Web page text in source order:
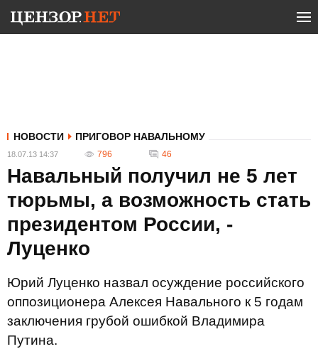
НОВОСТИ ПРИГОВОР НАВАЛЬНОМУ
18.07.13 14:37 796 46
Навальный получил не 5 лет
тюрьмы, а возможность стать
президентом России, -
Луценко
Юрий Луценко назвал осуждение российского
оппозиционера Алексея Навального к 5 годам
заключения грубой ошибкой Владимира
Путина.